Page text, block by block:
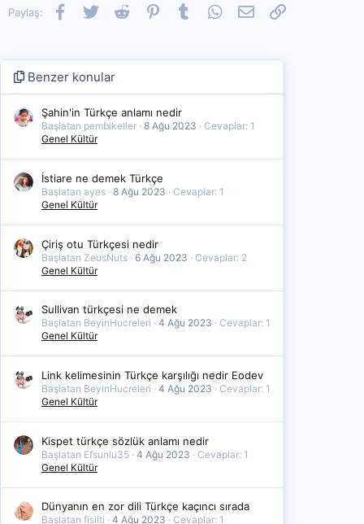
Paylaş: Facebook
TwitterReddit PinterestTumblrWhatsApp
E-postaLink
Benzer konular
Şahin'in Türkçe anlamı nedir
Başlatan pembikeller 8 Ağu 2023
Cevaplar: 1
Genel Kültür
İstiare ne demek Türkçe
Başlatan ayes 8 Ağu 2023
Cevaplar: 1
Genel Kültür
Çiriş otu Türkçesi nedir
Başlatan ZeusNuts 6 Ağu 2023
Cevaplar: 2
Genel Kültür
Sullivan türkçesi ne demek
Başlatan BeyinHucreleri 4 Ağu 2023
Cevaplar: 1
Genel Kültür
Link kelimesinin Türkçe karşılığı nedir Eodev
Başlatan BeyinHucreleri 4 Ağu 2023
Cevaplar: 1
Genel Kültür
Kispet türkçe sözlük anlamı nedir
Başlatan Efsunlu35 4 Ağu 2023
Cevaplar: 1
Genel Kültür
Dünyanın en zor dili Türkçe kaçıncı sırada
Başlatan fisilti 4 Ağu 2023
Cevaplar: 1